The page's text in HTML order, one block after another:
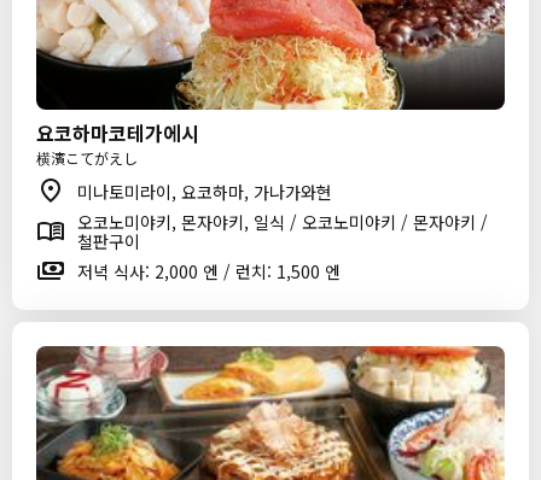
요코하마코테가에시
横濱こてがえし
미나토미라이, 요코하마, 가나가와현
오코노미야키, 몬자야키, 일식 / 오코노미야키 / 몬자야키 /
철판구이
저녁 식사: 2,000 엔 / 런치: 1,500 엔